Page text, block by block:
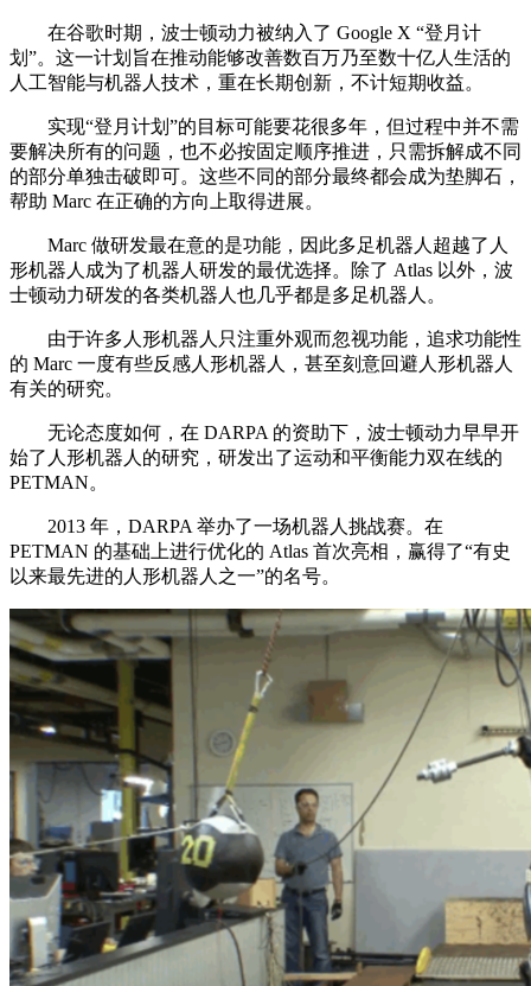
在谷歌时期，波士顿动力被纳入了 Google X “登月计
划”。这一计划旨在推动能够改善数百万乃至数十亿人生活的
人工智能与机器人技术，重在长期创新，不计短期收益。
实现“登月计划”的目标可能要花很多年，但过程中并不需
要解决所有的问题，也不必按固定顺序推进，只需拆解成不同
的部分单独击破即可。这些不同的部分最终都会成为垫脚石，
帮助 Marc 在正确的方向上取得进展。
Marc 做研发最在意的是功能，因此多足机器人超越了人
形机器人成为了机器人研发的最优选择。除了 Atlas 以外，波
士顿动力研发的各类机器人也几乎都是多足机器人。
由于许多人形机器人只注重外观而忽视功能，追求功能性
的 Marc 一度有些反感人形机器人，甚至刻意回避人形机器人
有关的研究。
无论态度如何，在 DARPA 的资助下，波士顿动力早早开
始了人形机器人的研究，研发出了运动和平衡能力双在线的
PETMAN。
2013 年，DARPA 举办了一场机器人挑战赛。在
PETMAN 的基础上进行优化的 Atlas 首次亮相，赢得了“有史
以来最先进的人形机器人之一”的名号。